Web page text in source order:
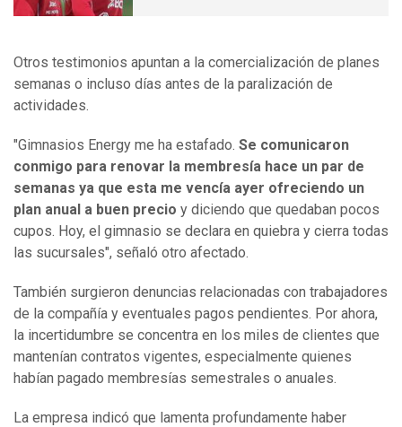
Otros testimonios apuntan a la comercialización de planes
semanas o incluso días antes de la paralización de
actividades.
"Gimnasios Energy me ha estafado. Se comunicaron
conmigo para renovar la membresía hace un par de
semanas ya que esta me vencía ayer ofreciendo un
plan anual a buen precio y diciendo que quedaban pocos
cupos. Hoy, el gimnasio se declara en quiebra y cierra todas
las sucursales", señaló otro afectado.
También surgieron denuncias relacionadas con trabajadores
de la compañía y eventuales pagos pendientes. Por ahora,
la incertidumbre se concentra en los miles de clientes que
mantenían contratos vigentes, especialmente quienes
habían pagado membresías semestrales o anuales.
La empresa indicó que lamenta profundamente haber